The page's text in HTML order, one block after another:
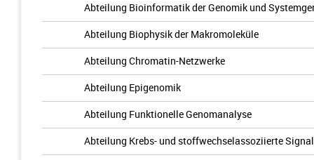
Abteilung Bioinformatik der Genomik und
Abteilung Biophysik der Makromoleküle
Abteilung Chromatin-Netzwerke
Abteilung Epigenomik
Abteilung Funktionelle Genomanalyse
Abteilung Krebs- und stoffwechselassoziierte